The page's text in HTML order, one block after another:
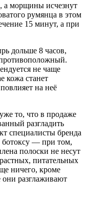
а морщины исчезнут
румянца в этом
15 минут, а при
дольше 8 часов,
не чаще
кожа станет
на неё
то, что в продаже
разгладить
специалисты бренда
ботоксу — при том,
полоски не несут
питательных
ничего, кроме
они разглаживают